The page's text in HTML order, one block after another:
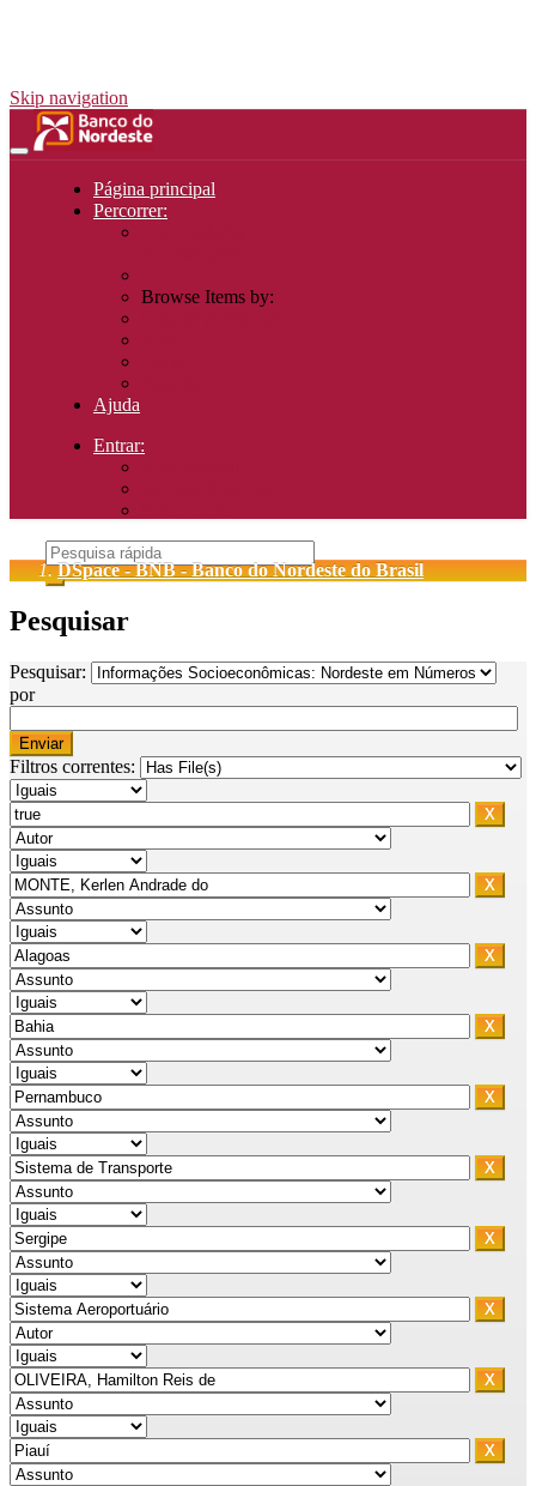
Skip navigation
Página principal
Percorrer:
Browse Items by:
Ajuda
Entrar:
DSpace - BNB - Banco do Nordeste do Brasil
Pesquisar
Pesquisar:
por
Filtros correntes: